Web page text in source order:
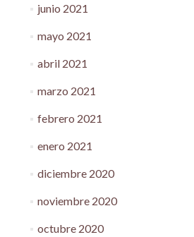
junio 2021
mayo 2021
abril 2021
marzo 2021
febrero 2021
enero 2021
diciembre 2020
noviembre 2020
octubre 2020